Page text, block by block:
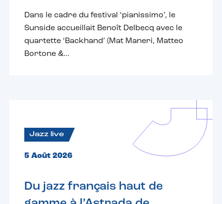
Dans le cadre du festival ‘pianissimo’, le
Sunside accueillait Benoît Delbecq avec le
quartette ‘Backhand’ (Mat Maneri, Matteo
Bortone &...
Jazz live
5 Août 2026
Du jazz français haut de